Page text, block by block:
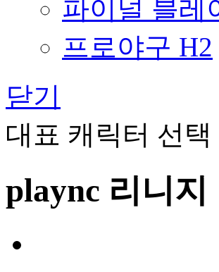
파이널 블레
프로야구 H2
닫기
대표 캐릭터 선택
plaync 리니지